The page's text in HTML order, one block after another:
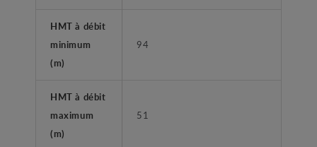
HMT à débit
minimum
(m)
94
HMT à débit
maximum
(m)
51